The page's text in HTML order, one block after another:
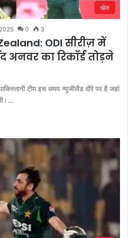
खेल
0 3
ODI सीरीज़ में
अनवर का रिकॉर्ड तोड़ने
टीम इस समय न्यूजीलैंड दौरे पर है जहां